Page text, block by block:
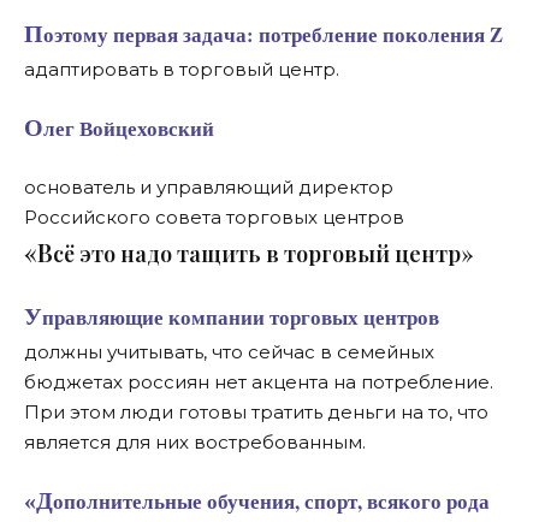
Поэтому первая задача: потребление поколения Z
адаптировать в торговый центр.
Олег Войцеховский
основатель и управляющий директор
Российского совета торговых центров
«Всё это надо тащить в торговый центр»
Управляющие компании торговых центров
должны учитывать, что сейчас в семейных
бюджетах россиян нет акцента на потребление.
При этом люди готовы тратить деньги на то, что
является для них востребованным.
«Дополнительные обучения, спорт, всякого рода